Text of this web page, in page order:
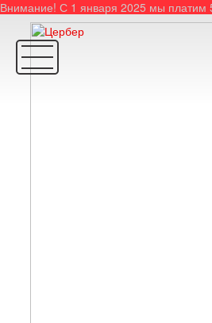
Внимание! С 1 января 2025 мы платим